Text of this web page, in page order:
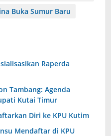
Buka Sumur Baru
Raperda
Tambang: Agenda
Kutai Timur
Diri ke KPU Kutim
Mendaftar di KPU